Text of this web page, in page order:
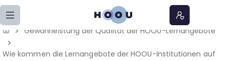
Zum Seiteninhalt springen
Gewährleistung der Qualität der HOOU-Lernangebote
Wie kommen die Lernangebote der HOOU-Institutionen auf